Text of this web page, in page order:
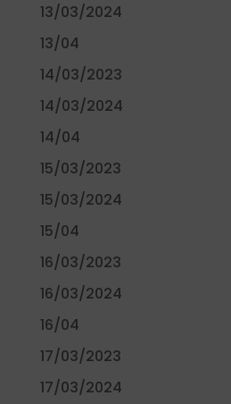
13/03/2024
13/04
14/03/2023
14/03/2024
14/04
15/03/2023
15/03/2024
15/04
16/03/2023
16/03/2024
16/04
17/03/2023
17/03/2024